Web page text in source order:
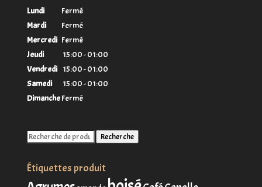
Lundi
Fermé
Mardi
Fermé
Mercredi Fermé
Jeudi
15:00 - 01:00
Vendredi
15:00 - 01:00
Samedi
15:00 - 01:00
DimancheFermé
Recherche
Recherche
Étiquettes produit